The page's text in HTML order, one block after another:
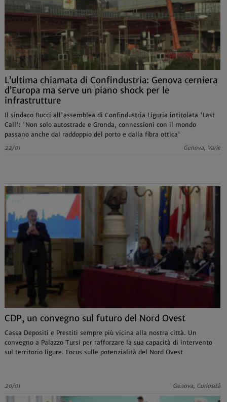
L’ultima chiamata di Confindustria: Genova cerniera
d’Europa ma serve un piano shock per le
infrastrutture
Il sindaco Bucci all'assemblea di Confindustria Liguria intitolata 'Last
Call': 'Non solo autostrade e Gronda, connessioni con il mondo
passano anche dal raddoppio del porto e dalla fibra ottica'
22/01 Genova, Varie
CDP, un convegno sul futuro del Nord Ovest
Cassa Depositi e Prestiti sempre più vicina alla nostra città. Un
convegno a Palazzo Tursi per rafforzare la sua capacità di intervento
sul territorio ligure. Focus sulle potenzialità del Nord Ovest
20/01 Genova, Curiosità